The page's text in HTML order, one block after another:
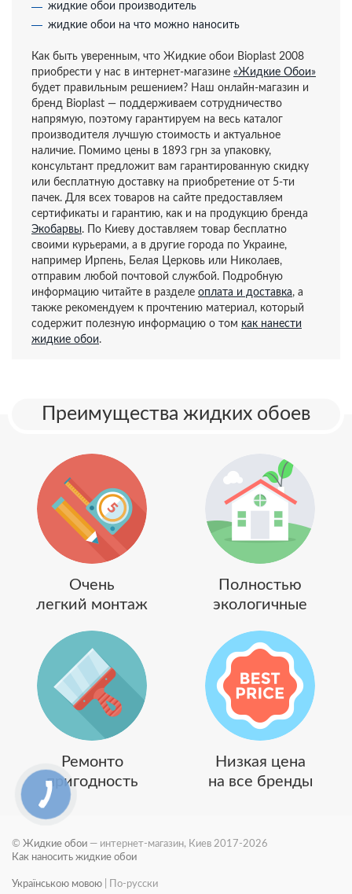
жидкие обои производитель
жидкие обои на что можно наносить
Как быть уверенным, что Жидкие обои Bioplast 2008
приобрести у нас в интернет-магазине «Жидкие Обои»
будет правильным решением? Наш онлайн-магазин и
бренд Bioplast — поддерживаем сотрудничество
напрямую, поэтому гарантируем на весь каталог
производителя лучшую стоимость и актуальное
наличие. Помимо цены в 1893 грн за упаковку,
консультант предложит вам гарантированную скидку
или бесплатную доставку на приобретение от 5-ти
пачек. Для всех товаров на сайте предоставляем
сертификаты и гарантию, как и на продукцию бренда
Экобарвы. По Киеву доставляем товар бесплатно
своими курьерами, а в другие города по Украине,
например Ирпень, Белая Церковь или Николаев,
отправим любой почтовой службой. Подробную
информацию читайте в разделе оплата и доставка, а
также рекомендуем к прочтению материал, который
содержит полезную информацию о том как нанести
жидкие обои.
Преимущества жидких обоев
Очень
легкий монтаж
Полностью
экологичные
Ремонто
пригодность
Низкая цена
на все бренды
© Жидкие обои — интернет-магазин, Киев 2017-2026
Как наносить жидкие обои
Українською мовою По-русски